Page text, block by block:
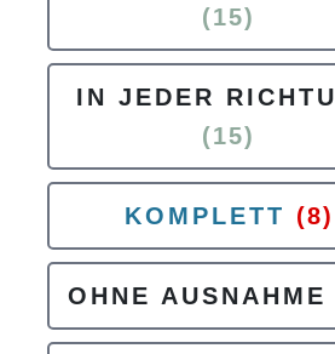
(15)
IN JEDER
(15)
KOMPLETT (8)
OHNE AUSNAHME